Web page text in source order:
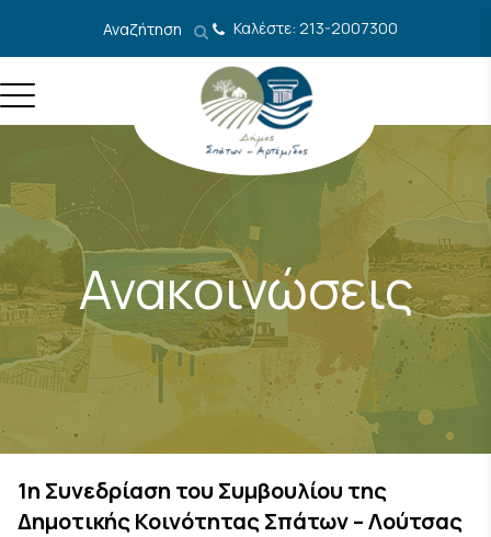
Αναζήτηση Καλέστε: 213-2007300
Ανακοινώσεις
1η Συνεδρίαση του Συμβουλίου της
Δημοτικής Κοινότητας Σπάτων – Λούτσας